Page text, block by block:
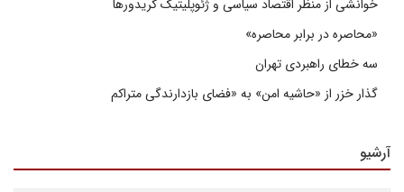
خوانشی از منظر اقتصاد سیاسی و ژئوپلیتیک کریدورها
«محاصره در برابر محاصره»
سه خطای راهبردی تهران
گذار خزر از «حاشیه امن» به «فضای بازدارندگی متراکم
آرشیو